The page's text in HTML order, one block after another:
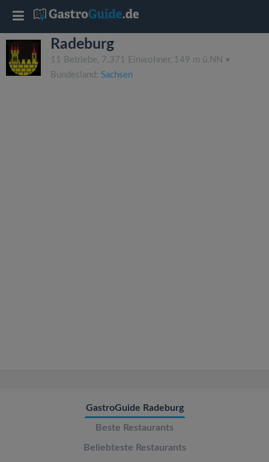
Radeburg
11 Betriebe, 7.371 Einwohner, 149 m ü.NN •
Bundesland: Sachsen
GastroGuide Radeburg
Beste Restaurants
Beliebteste Restaurants
T
g